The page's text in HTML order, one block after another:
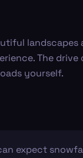
The
yourself.
expect